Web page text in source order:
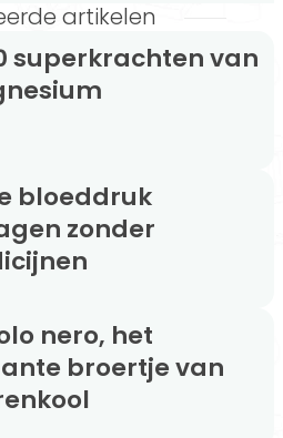
artikelen
zonder
broertje van